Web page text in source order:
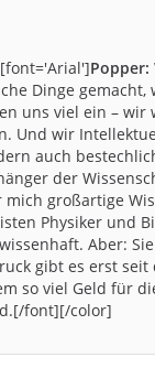
Popper:
Dinge gemacht,
uns viel ein – wir
Und wir
auch
der
großartige
Physiker und
Aber:
gibt es erst seit
so viel Geld für
font][/color]